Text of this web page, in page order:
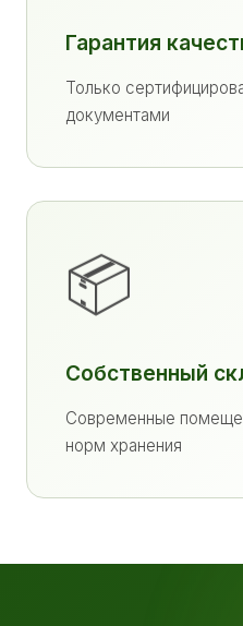
Гарантия
Только
документами
📦
Собственный
Современные
норм хранения